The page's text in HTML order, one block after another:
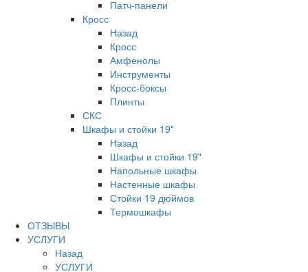
Патч-панели
Кросс
Назад
Кросс
Амфенолы
Инструменты
Кросс-боксы
Плинты
СКС
Шкафы и стойки 19"
Назад
Шкафы и стойки 19"
Напольные шкафы
Настенные шкафы
Стойки 19 дюймов
Термошкафы
ОТЗЫВЫ
УСЛУГИ
Назад
УСЛУГИ